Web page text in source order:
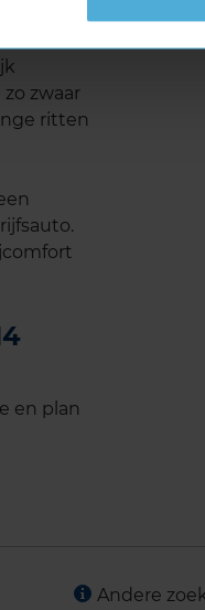
zwaar
ritten
en plan
Andere